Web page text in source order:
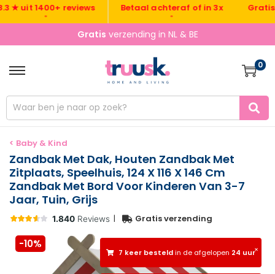
1400+ reviews Betaal achteraf of in 3x Gratis
Gratis verzending in NL & BE
0
< Baby & Kind
Zandbak Met Dak, Houten Zandbak Met
Zitplaats, Speelhuis, 124 X 116 X 146 Cm
Zandbak Met Bord Voor Kinderen Van 3-7
Jaar, Tuin, Grijs
| Gratis verzending
×
7 keer besteldin de afgelopen 24 uur
-10%